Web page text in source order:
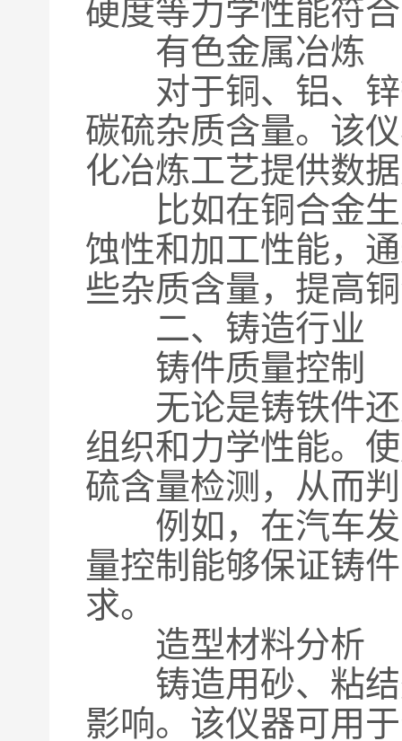
硬度等力学性能符
有色金属冶炼
对于铜、铝、锌
碳硫杂质含量。该
化冶炼工艺提供数
比如在铜合金生
蚀性和加工性能，
些杂质含量，提高
二、铸造行业
铸件质量控制
无论是铸铁件还
组织和力学性能。
硫含量检测，从而
例如，在汽车发
量控制能够保证铸
求。
造型材料分析
铸造用砂、粘结
影响。该仪器可用